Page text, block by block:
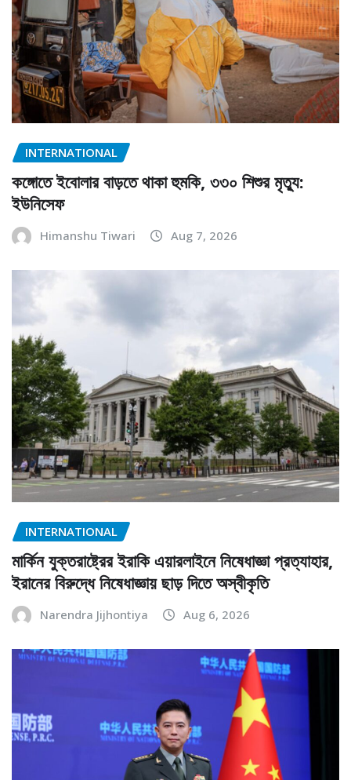
INTERNATIONAL
কঙ্গোতে ইবোলার বাড়তে থাকা হুমকি, ৩৩০ শিশুর মৃত্যু:
ইউনিসেফ
Himanshu Tiwari Aug 7, 2026
INTERNATIONAL
মার্কিন যুক্তরাষ্ট্রের ইরাকি এয়ারলাইনে নিষেধাজ্ঞা প্রত্যাহার,
ইরানের বিরুদ্ধে নিষেধাজ্ঞায় ছাড় দিতে অস্বীকৃতি
Narendra Jijhontiya Aug 6, 2026